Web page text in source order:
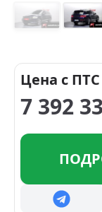
Цена с
7 392